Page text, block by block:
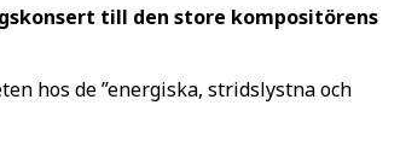
till den store kompositörens
hos de ”energiska, stridslystna och